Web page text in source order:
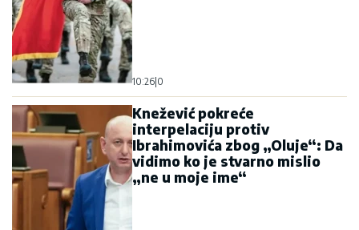
10:26 0
Knežević pokreće
interpelaciju protiv
Ibrahimovića zbog „Oluje“: Da
vidimo ko je stvarno mislio
„ne u moje ime“